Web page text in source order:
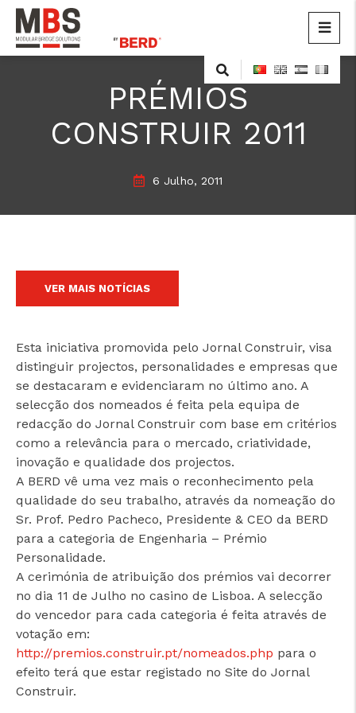
MBS
Modular Bridge Solutions
PRÉMIOS
CONSTRUIR 2011
6 Julho, 2011
VER MAIS NOTÍCIAS
Esta iniciativa promovida pelo Jornal Construir, visa
distinguir projectos, personalidades e empresas que
se destacaram e evidenciaram no último ano. A
selecção dos nomeados é feita pela equipa de
redacção do Jornal Construir com base em critérios
como a relevância para o mercado, criatividade,
inovação e qualidade dos projectos.
A BERD vê uma vez mais o reconhecimento pela
qualidade do seu trabalho, através da nomeação do
Sr. Prof. Pedro Pacheco, Presidente & CEO da BERD
para a categoria de Engenharia – Prémio
Personalidade.
A cerimónia de atribuição dos prémios vai decorrer
no dia 11 de Julho no casino de Lisboa. A selecção
do vencedor para cada categoria é feita através de
votação em:
http://premios.construir.pt/nomeados.php para o
efeito terá que estar registado no Site do Jornal
Construir.
cicap@cicap.pt
www.consumidor.pt